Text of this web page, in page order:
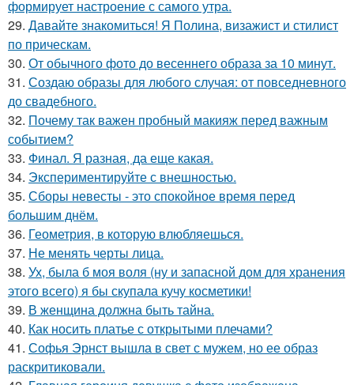
формирует настроение с самого утра.
29. Давайте знакомиться! Я Полина, визажист и стилист
по прическам.
30. От обычного фото до весеннего образа за 10 минут.
31. Создаю образы для любого случая: от повседневного
до свадебного.
32. Почему так важен пробный макияж перед важным
событием?
33. Финал. Я разная, да еще какая.
34. Экспериментируйте с внешностью.
35. Сборы невесты - это спокойное время перед
большим днём.
36. Геометрия, в которую влюбляешься.
37. Не менять черты лица.
38. Ух, была б моя воля (ну и запасной дом для хранения
этого всего) я бы скупала кучу косметики!
39. В женщина должна быть тайна.
40. Как носить платье с открытыми плечами?
41. Софья Эрнст вышла в свет с мужем, но ее образ
раскритиковали.